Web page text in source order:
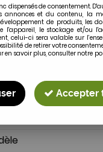
dispensés de consentement.
annonces et du contenu, la
de produits, les
le stockage et/ou
celui-ci sera valable sur
de retirer votre
savoir plus, consulter notre
Accepter